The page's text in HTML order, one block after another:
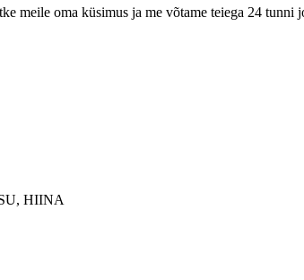
meile oma küsimus ja me võtame teiega 24 tunni
HIINA